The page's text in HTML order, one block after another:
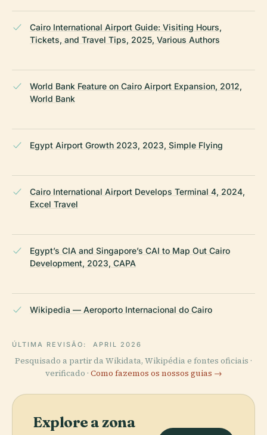
Cairo International Airport Guide: Visiting Hours,
Tickets, and Travel Tips, 2025, Various Authors
World Bank Feature on Cairo Airport Expansion, 2012,
World Bank
Egypt Airport Growth 2023, 2023, Simple Flying
Cairo International Airport Develops Terminal 4, 2024,
Excel Travel
Egypt’s CIA and Singapore’s CAI to Map Out Cairo
Development, 2023, CAPA
Wikipedia — Aeroporto Internacional do Cairo
ÚLTIMA REVISÃO: APRIL 2026
Pesquisado a partir da Wikidata, Wikipédia e fontes oficiais ·
verificado · Como fazemos os nossos guias →
Explore a zona